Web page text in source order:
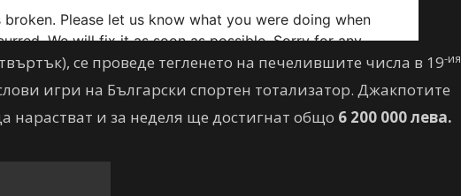
се проведе тегленето на печелившите числа в 19-ия
игри на Български спортен тотализатор. Джакпотите
нарастват и за неделя ще достигнат общо 6 200 000лева.